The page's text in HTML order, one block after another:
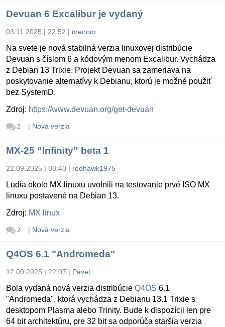
Devuan 6 Excalibur je vydaný
03.11.2025 | 22:52 | menom
Na svete je nová stabilná verzia linuxovej distribúcie
Devuan s číslom 6 a kódovým menom Excalibur. Vychádza
z Debian 13 Trixie. Projekt Devuan sa zameriava na
poskytovanie alternatívy k Debianu, ktorú je možné použiť
bez SystemD.
Zdroj: https://www.devuan.org/get-devuan
2 | Nová verzia
MX-25 “Infinity” beta 1
22.09.2025 | 08:40 | redhawk1975
Ludia okolo MX linuxu uvolnili na testovanie prvé ISO MX
linuxu postavené na Debian 13.
Zdroj: MX linux
2 | Nová verzia
Q4OS 6.1 "Andromeda"
12.09.2025 | 22:07 | Pavel
Bola vydaná nová verzia distribúcie Q4OS 6.1
"Andromeda", ktorá vychádza z Debianu 13.1 Trixie s
desktopom Plasma alebo Trinity. Bude k dispozícii len pre
64 bit architektúru, pre 32 bit sa odporúča staršia verzia